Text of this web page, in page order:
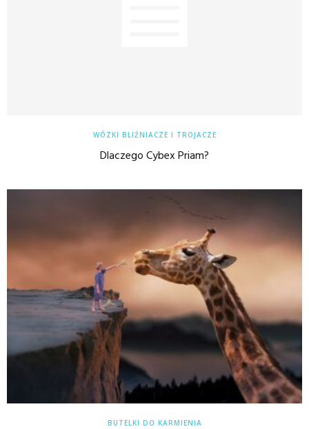
WÓZKI BLIŹNIACZE I TROJACZE
Dlaczego Cybex Priam?
BUTELKI DO KARMIENIA